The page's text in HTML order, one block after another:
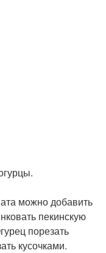
можно добавить
пекинскую
порезать
кусочками.